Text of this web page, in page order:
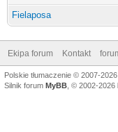
Fielaposa
Ekipa forum Kontakt
Polskie tłumaczenie © 2007-2026
Silnik forum MyBB , © 2002-2026